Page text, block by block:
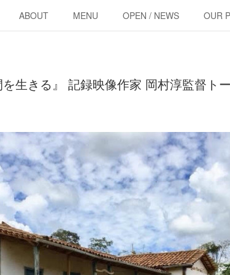
ABOUT MENU OPEN / NEWS OUR
を生きる』 記録映像作家 岡村淳監督